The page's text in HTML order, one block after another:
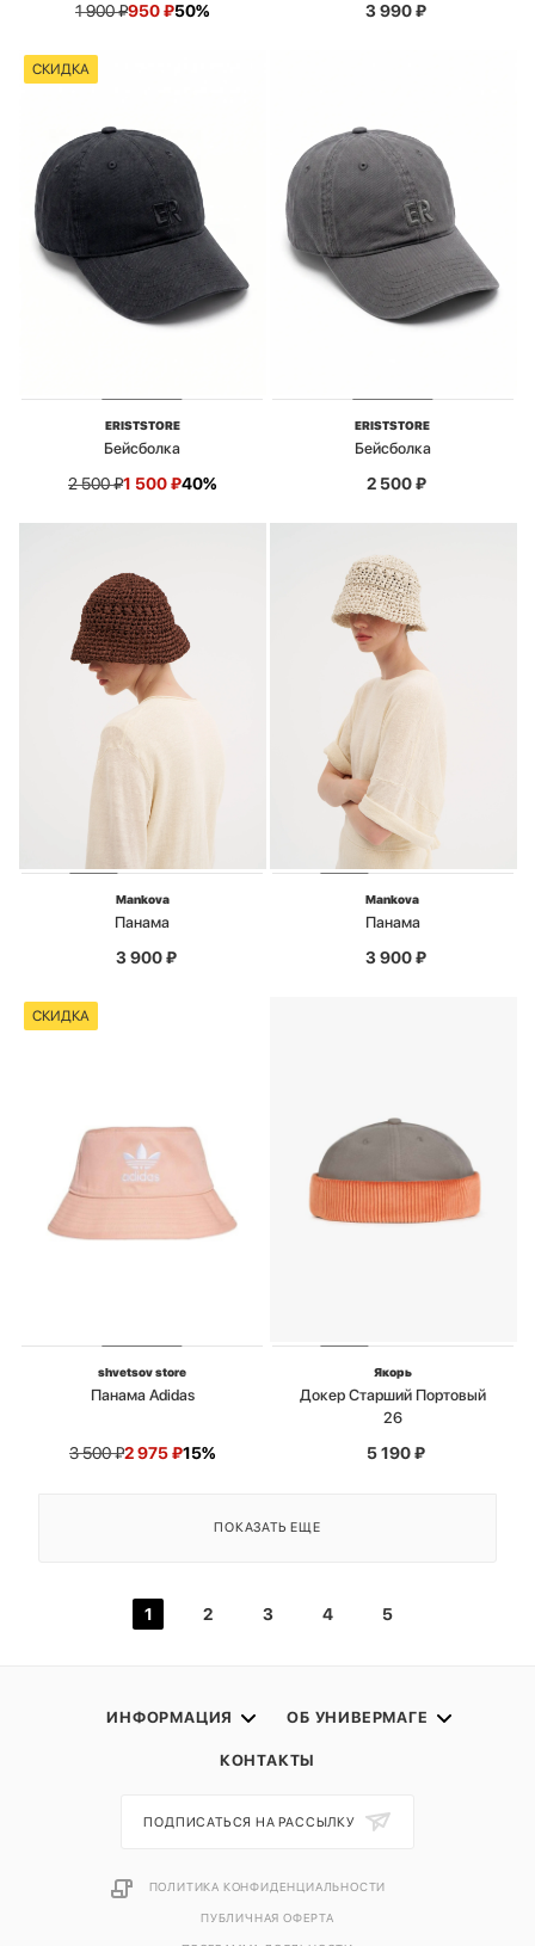
1 900₽950₽50% 3 990₽
СКИДКА
ERISTSTORE
Бейсболка
2 500₽1 500₽40%
ERISTSTORE
Бейсболка
2 500₽
Mankova
Панама
3 900₽
Mankova
Панама
3 900₽
СКИДКА
shvetsov store
Панама Adidas
3 500₽2 975₽15%
Якорь
Докер Старший Портовый
26
5 190₽
ПОКАЗАТЬ ЕЩЕ
1 2 3 4 5
ИНФОРМАЦИЯ ОБ УНИВЕРМАГЕ
КОНТАКТЫ
ПОДПИСАТЬСЯ НА РАССЫЛКУ
ПОЛИТИКА КОНФИДЕНЦИАЛЬНОСТИ
ПУБЛИЧНАЯ ОФЕРТА